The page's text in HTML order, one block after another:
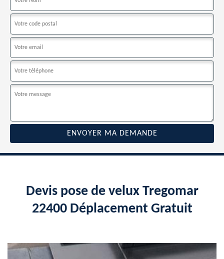
Devis pose de velux Tregomar
22400 Déplacement Gratuit